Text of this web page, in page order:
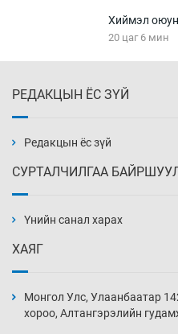
Хиймэл оюун
20 цаг 6 мин
20 цаг 36 мин
нэмэгджээ
21 цаг 6 мин
РЕДАКЦЫН ЁС ЗҮЙ
Редакцын ёс зүй
СУРТАЛЧИЛГАА
Үнийн санал харах
ХАЯГ
Монгол Улс, Улаанбаатар
хороо, Алтангэрэлийн